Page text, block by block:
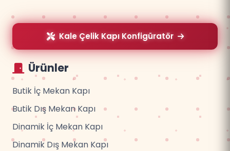
Kale Çelik Kapı Konfigüratör
Ürünler
Butik İç Mekan Kapı
Butik Dış Mekan Kapı
Dinamik İç Mekan Kapı
Dinamik Dış Mekan Kapı